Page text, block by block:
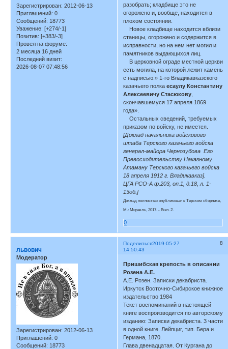
Зарегистрирован: 2012-06-13
Приглашений: 0
Сообщений: 18773
Уважение: [+274/-1]
Позитив: [+383/-3]
Провел на форуме:
2 месяца 16 дней
Последний визит:
2026-08-07 07:48:56
разобрать; кладбище это не
огорожено и, вообще, находится в
плохом состоянии.
Новое кладбище находится вблизи
станицы, огорожено и содержится в
исправности, но на нем нет могил и
памятников выдающихся лиц.
В церковной ограде местной церкви
есть могила, на которой лежит камень
с надписью:» 1-го Владикавказского
казачьего полкаесаулу Константину
Алексеевичу Стасюкову
скончавшемуся 17 апреля 1869
года».
Остальных сведений, требуемых
приказом по войску, не имеется.
[Доклад начальника войскового
штаба Терского казачьего войска
генерал-майора Чернозубова Его
Превосходительству Наказному
Атаману Терского казачьего войска
18 апреля 1912 г. Владикавказ].
ЦГА РСО-А ф.203, оп.1, д.18, л. 1-
13об.]
Доклад полностью опубликован в Терском сборнике,
М.: Миракль, 2017. - Вып. 2.
0
Поделиться 8
2019-05-27
14:50:43
львович
Модератор
Зарегистрирован: 2012-06-13
Приглашений: 0
Сообщений: 18773
Пришибская крепость в описании
Розена А.Е.
А.Е. Розен. Записки декабриста.
Иркутск Восточно-Сибирское книжное
издательство 1984
Текст воспоминаний в настоящей
книге воспроизводится по авторскому
изданию: Записки декабриста. 3 части
в одной книге. Лейпциг, тип. Бера и
Германа, 1870.
Глава двенадцатая. От Кургана до